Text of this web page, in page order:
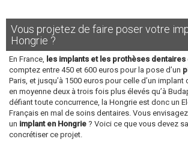
Vous projetez de faire poser votre
Hongrie ?
En France, les implants et les prothèses dentaires
comptez entre 450 et 600 euros pour la pose d’un
Paris, et jusqu’à 1500 euros pour celle d’un
en moyenne deux à trois fois plus élevés qu’à
défiant toute concurrence, la Hongrie est donc un
Français en mal de soins dentaires. Vous
un implant en Hongrie ? Voici ce que vous devez
concrétiser ce projet.